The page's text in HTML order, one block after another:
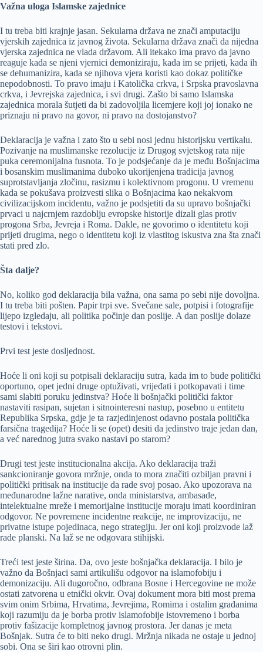
Važna uloga Islamske zajednice
I tu treba biti krajnje jasan. Sekularna država ne znači amputaciju
vjerskih zajednica iz javnog života. Sekularna država znači da nijedna
vjerska zajednica ne vlada državom. Ali itekako ima pravo da javno
reaguje kada se njeni vjernici demoniziraju, kada im se prijeti, kada ih
se dehumanizira, kada se njihova vjera koristi kao dokaz političke
nepodobnosti. To pravo imaju i Katolička crkva, i Srpska pravoslavna
crkva, i Jevrejska zajednica, i svi drugi. Zašto bi samo Islamska
zajednica morala šutjeti da bi zadovoljila licemjere koji joj ionako ne
priznaju ni pravo na govor, ni pravo na dostojanstvo?
Deklaracija je važna i zato što u sebi nosi jednu historijsku vertikalu.
Pozivanje na muslimanske rezolucije iz Drugog svjetskog rata nije
puka ceremonijalna fusnota. To je podsjećanje da je među Bošnjacima
i bosanskim muslimanima duboko ukorijenjena tradicija javnog
suprotstavljanja zločinu, rasizmu i kolektivnom progonu. U vremenu
kada se pokušava proizvesti slika o Bošnjacima kao nekakvom
civilizacijskom incidentu, važno je podsjetiti da su upravo bošnjački
prvaci u najcrnjem razdoblju evropske historije dizali glas protiv
progona Srba, Jevreja i Roma. Dakle, ne govorimo o identitetu koji
prijeti drugima, nego o identitetu koji iz vlastitog iskustva zna šta znači
stati pred zlo.
Šta dalje?
No, koliko god deklaracija bila važna, ona sama po sebi nije dovoljna.
I tu treba biti pošten. Papir trpi sve. Svečane sale, potpisi i fotografije
lijepo izgledaju, ali politika počinje dan poslije. A dan poslije dolaze
testovi i tekstovi.
Prvi test jeste dosljednost.
Hoće li oni koji su potpisali deklaraciju sutra, kada im to bude politički
oportuno, opet jedni druge optuživati, vrijeđati i potkopavati i time
sami slabiti poruku jedinstva? Hoće li bošnjački politički faktor
nastaviti rasipan, sujetan i sitnointeresni nastup, posebno u entitetu
Republika Srpska, gdje je ta razjedinjenost odavno postala politička
farsična tragedija? Hoće li se (opet) desiti da jedinstvo traje jedan dan,
a već narednog jutra svako nastavi po starom?
Drugi test jeste institucionalna akcija. Ako deklaracija traži
sankcioniranje govora mržnje, onda to mora značiti ozbiljan pravni i
politički pritisak na institucije da rade svoj posao. Ako upozorava na
međunarodne lažne narative, onda ministarstva, ambasade,
intelektualne mreže i memorijalne institucije moraju imati koordiniran
odgovor. Ne povremene incidentne reakcije, ne improvizaciju, ne
privatne istupe pojedinaca, nego strategiju. Jer oni koji proizvode laž
rade planski. Na laž se ne odgovara stihijski.
Treći test jeste širina. Da, ovo jeste bošnjačka deklaracija. I bilo je
važno da Bošnjaci sami artikulišu odgovor na islamofobiju i
demonizaciju. Ali dugoročno, odbrana Bosne i Hercegovine ne može
ostati zatvorena u etnički okvir. Ovaj dokument mora biti most prema
svim onim Srbima, Hrvatima, Jevrejima, Romima i ostalim građanima
koji razumiju da je borba protiv islamofobije istovremeno i borba
protiv fašizacije kompletnog javnog prostora. Jer danas je meta
Bošnjak. Sutra će to biti neko drugi. Mržnja nikada ne ostaje u jednoj
sobi. Ona se širi kao otrovni plin.